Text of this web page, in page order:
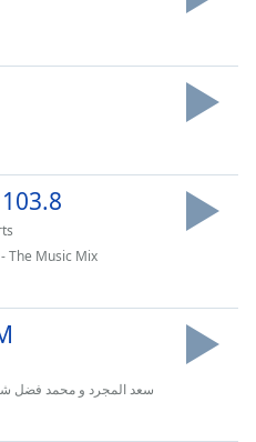
The Music Mix
سعد المجرد و محمد فضل